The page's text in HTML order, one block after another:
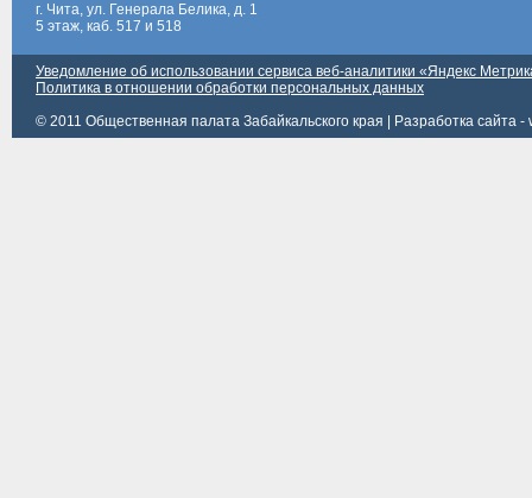
г. Чита, ул. Генерала Белика, д. 1
5 этаж, каб. 517 и 518
Уведомление об использовании сервиса веб-аналитики «Яндекс
Политика в отношении обработки персональных данных
© 2011 Общественная палата Забайкальского края |
Разработка сайта -